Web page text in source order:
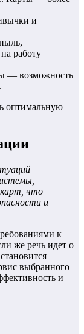
и
работу
— возможность
оптимальную
что
и
к
же речь идет о
выбранного
и